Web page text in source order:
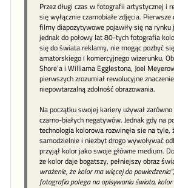
Przez długi czas w fotografii artystycznej i
się wyłącznie czarnobiałe zdjęcia.
filmy diapozytywowe pojawiły się na
jednak do połowy lat 80-tych fotografia
się do świata reklamy, nie mogąc pozbyć
amatorskiego i komercyjnego wizerunku.
Shore’a i Williama Egglestona, Joel
pierwszych zrozumiał rewolucyjne
niepowtarzalną zdolność obrazowania.
Na początku swojej kariery używał
czarno-białych negatywów. Jednak gdy na
technologia kolorowa rozwinęła sie na tyle,
samodzielnie i niezbyt drogo wywoływać
przyjął kolor jako swoje główne medium.
że kolor daje bogatszy, pełniejszy obraz
wrażenie, że kolor ma więcej do powiedzenia”
fotografia polega na opisywaniu świata, kolor